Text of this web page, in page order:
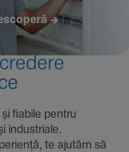
fiabile pentru
și indus­triale.
te ajutăm să